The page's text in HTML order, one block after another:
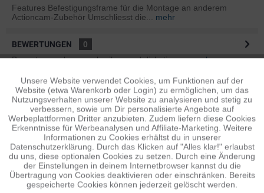
Features Befestigungsframe für die Montage an anderem
Actioncam-Zubehör Umschliesst die...
mehr
BEWERTUNGEN
0
Bewertungen lesen, schreiben und diskutieren...mehr
ÄHNLICHE ARTIKEL
Diese Artikel sind dem Produkt ähnlich ...mehr
Persönliche Empfehlungen
Funktionale Aktiv
Tracking Inaktiv
Personalisierung Inaktiv
Service Inaktiv
Unsere Website verwendet Cookies, um Funktionen auf der
Website (etwa Warenkorb oder Login) zu ermöglichen, um das
Nutzungsverhalten unserer Website zu analysieren und stetig zu
verbessern, sowie um Dir personalisierte Angebote auf
Werbeplattformen Dritter anzubieten. Zudem liefern diese Cookies
Erkenntnisse für Werbeanalysen und Affiliate-Marketing. Weitere
Informationen zu Cookies erhältst du in unserer
Datenschutzerklärung. Durch das Klicken auf "Alles klar!" erlaubst
du uns, diese optionalen Cookies zu setzen. Durch eine Änderung
der Einstellungen in deinem Internetbrowser kannst du die
Übertragung von Cookies deaktivieren oder einschränken. Bereits
gespeicherte Cookies können jederzeit gelöscht werden.